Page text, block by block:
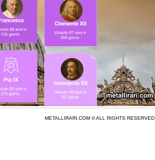
METALLIRARI.COM © ALL RIGHTS RESERVED